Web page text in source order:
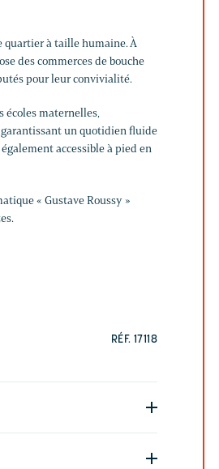
quartier à taille humaine. À
des commerces de bouche
pour leur convivialité.
écoles maternelles,
un quotidien fluide
accessible à pied en
« Gustave Roussy »
RÉF. 17118